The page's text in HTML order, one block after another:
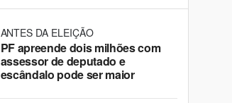
ANTES DA ELEIÇÃO
PF apreende dois milhões com
assessor de deputado e
escândalo pode ser maior